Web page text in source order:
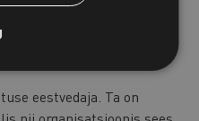
ja Fontese Heaolu Hubi
eestvedaja. Ta on